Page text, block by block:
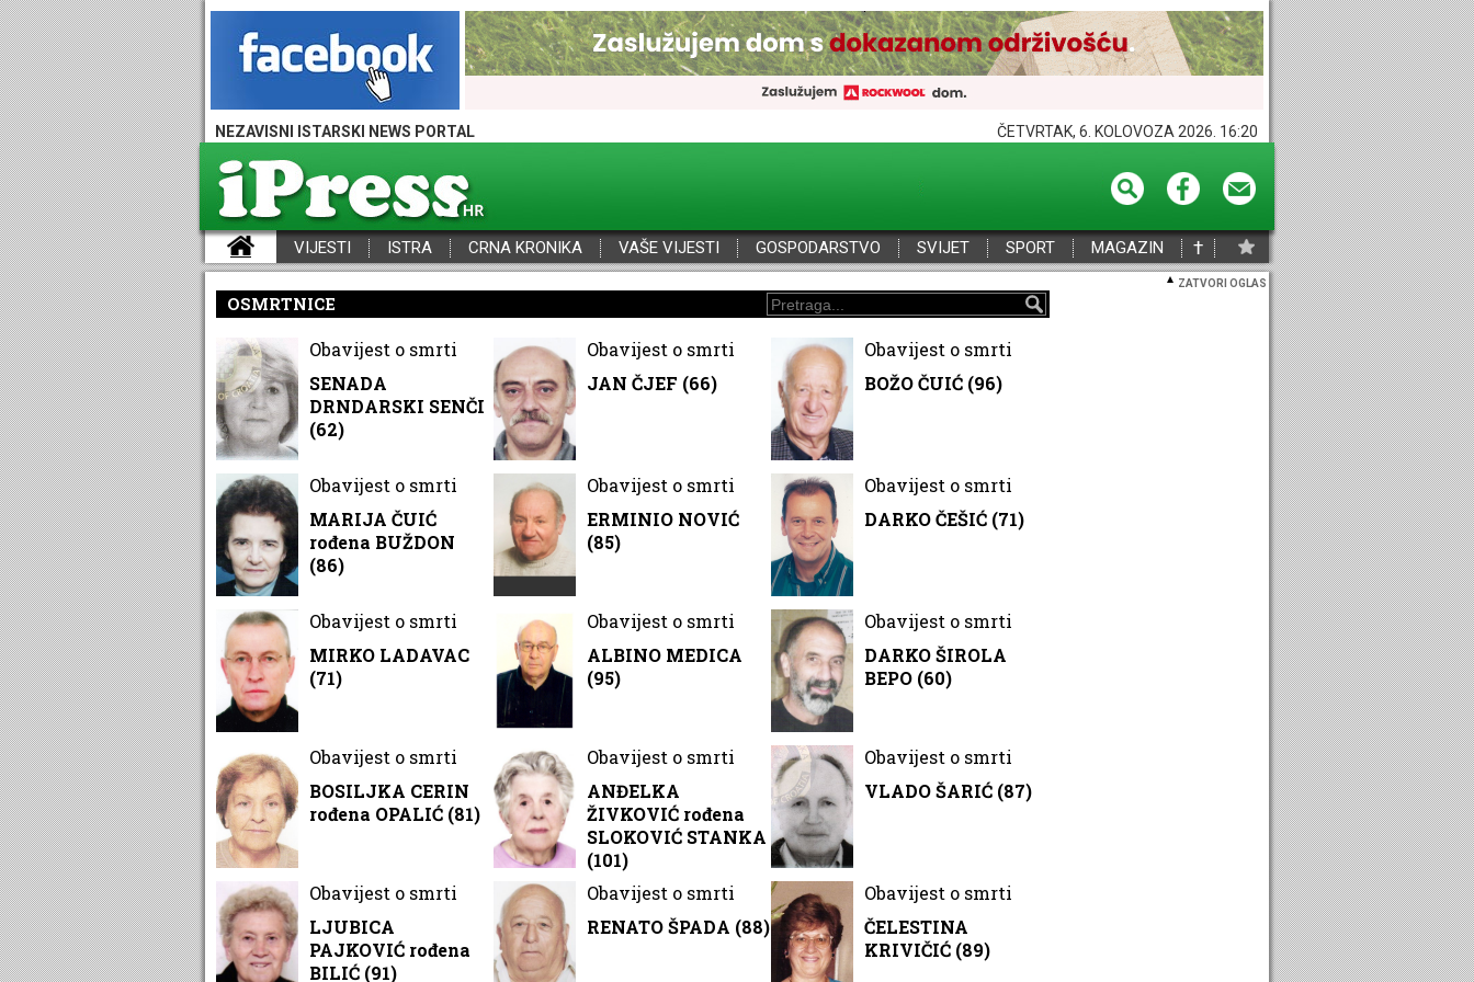
NEZAVISNI ISTARSKI NEWS PORTAL ČETVRTAK, 6. KOLOVOZA 2026. 16:20
VIJESTI ISTRA CRNA KRONIKA VAŠE VIJESTI GOSPODARSTVO SVIJET SPORT MAGAZIN †
ZATVORI OGLAS
OSMRTNICE
Obavijest o smrti
SENADA
DRNDARSKI SENČI
(62)
Obavijest o smrti
JAN ČJEF (66)
Obavijest o smrti
BOŽO ČUIĆ (96)
Obavijest o smrti
MARIJA ČUIĆ
rođena BUŽDON
(86)
Obavijest o smrti
ERMINIO NOVIĆ
(85)
Obavijest o smrti
DARKO ČEŠIĆ (71)
Obavijest o smrti
MIRKO LADAVAC
(71)
Obavijest o smrti
ALBINO MEDICA
(95)
Obavijest o smrti
DARKO ŠIROLA
BEPO (60)
Obavijest o smrti
BOSILJKA CERIN
rođena OPALIĆ (81)
Obavijest o smrti
ANĐELKA
ŽIVKOVIĆ rođena
SLOKOVIĆ STANKA
(101)
Obavijest o smrti
VLADO ŠARIĆ (87)
Obavijest o smrti
LJUBICA
PAJKOVIĆ rođena
BILIĆ (91)
Obavijest o smrti
RENATO ŠPADA (88)
Obavijest o smrti
ČELESTINA
KRIVIČIĆ (89)